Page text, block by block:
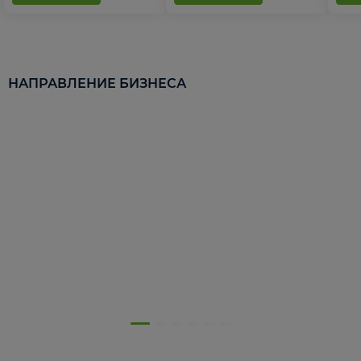
НАПРАВЛЕНИЕ БИЗНЕСА